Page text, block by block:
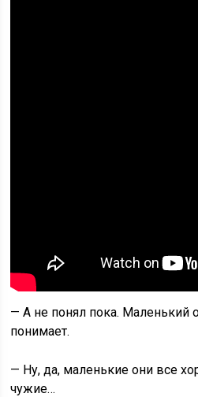
— А не понял пока. Маленький
понимает.
— Ну, да, маленькие они все
чужие…